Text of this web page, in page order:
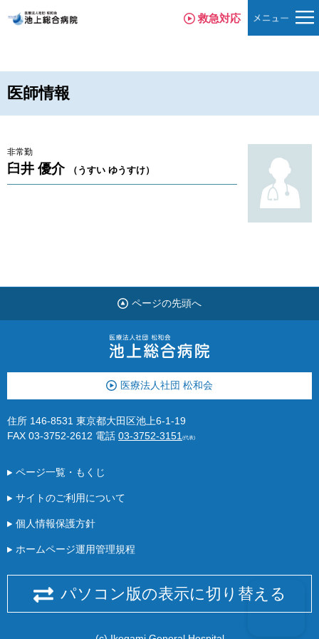
救急対応
医師情報
非常勤
臼井 優介 （うすい ゆうすけ）
ページの先頭へ
医療法人社団 松和会
住所 146-8531 東京都大田区池上6-1-19
FAX 03-3752-2612 電話 03-3752-3151 (代表)
ページ一覧・もくじ
サイトのご利用について
個人情報保護方針
ホームページ運用管理規程
パソコン版の表示に切り替える